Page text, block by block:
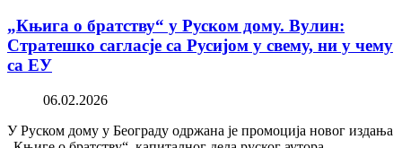
„Књига о братству“ у Руском дому. Вулин:
Стратешко сагласје са Русијом у свему, ни у чему
са ЕУ
06.02.2026
У Руском дому у Београду одржана је промоција новог издања